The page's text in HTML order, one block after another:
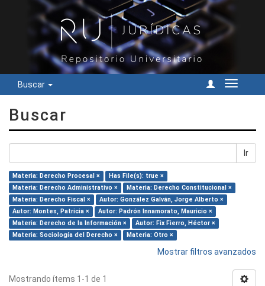
Buscar
Cambiar
Buscar
Ir
Materia: Derecho Procesal ×
Has File(s): true ×
Materia: Derecho Administrativo ×
Materia: Derecho Constitucional ×
Materia: Derecho Fiscal ×
Autor: González Galván, Jorge Alberto ×
Autor: Montes, Patricia ×
Autor: Padrón Innamorato, Mauricio ×
Materia: Derecho de la Información ×
Autor: Fix Fierro, Héctor ×
Materia: Sociología del Derecho ×
Materia: Otro ×
Mostrar filtros avanzados
Mostrando ítems 1-1 de 1